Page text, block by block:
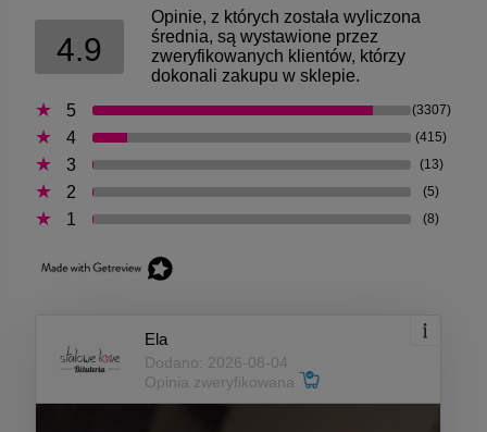
4.9
Opinie, z których została wyliczona
średnia, są wystawione przez
zweryfikowanych klientów, którzy
dokonali zakupu w sklepie.
5
(3307)
4 (415)
3 (13)
2 (5)
1 (8)
Ela
Dodano: 2026-08-04
Opinia zweryfikowana